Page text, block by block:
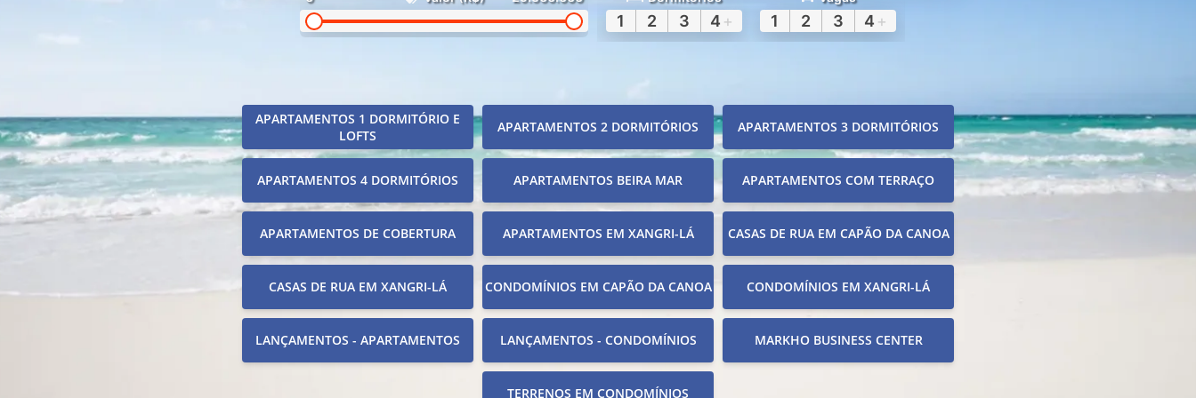
1 2 3 4 + 1 2 3 4 +
APARTAMENTOS 1 DORMITÓRIO E
LOFTS
APARTAMENTOS 2 DORMITÓRIOS APARTAMENTOS 3 DORMITÓRIOS
APARTAMENTOS 4 DORMITÓRIOS APARTAMENTOS BEIRA MAR APARTAMENTOS COM TERRAÇO
APARTAMENTOS DE COBERTURA APARTAMENTOS EM XANGRI-LÁ CASAS DE RUA EM CAPÃO DA CANOA
CASAS DE RUA EM XANGRI-LÁ CONDOMÍNIOS EM CAPÃO DA CANOA CONDOMÍNIOS EM XANGRI-LÁ
LANÇAMENTOS - APARTAMENTOS LANÇAMENTOS - CONDOMÍNIOS MARKHO BUSINESS CENTER
TERRENOS EM CONDOMÍNIOS